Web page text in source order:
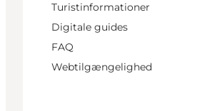
Turistinformationer
Digitale guides
FAQ
Webtilgængelighed